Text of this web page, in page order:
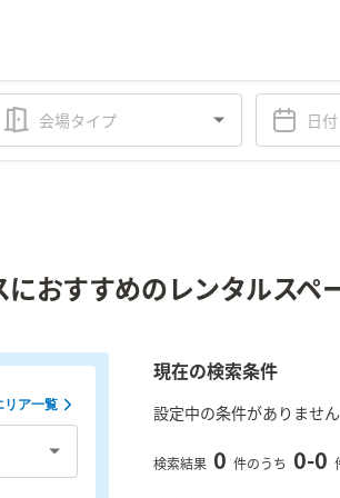
会場タイプ
おすすめのレンタルスペ
現在の検索条件
設定中の条件がありません
検索結果 0 件のうち 0-0
リア一覧